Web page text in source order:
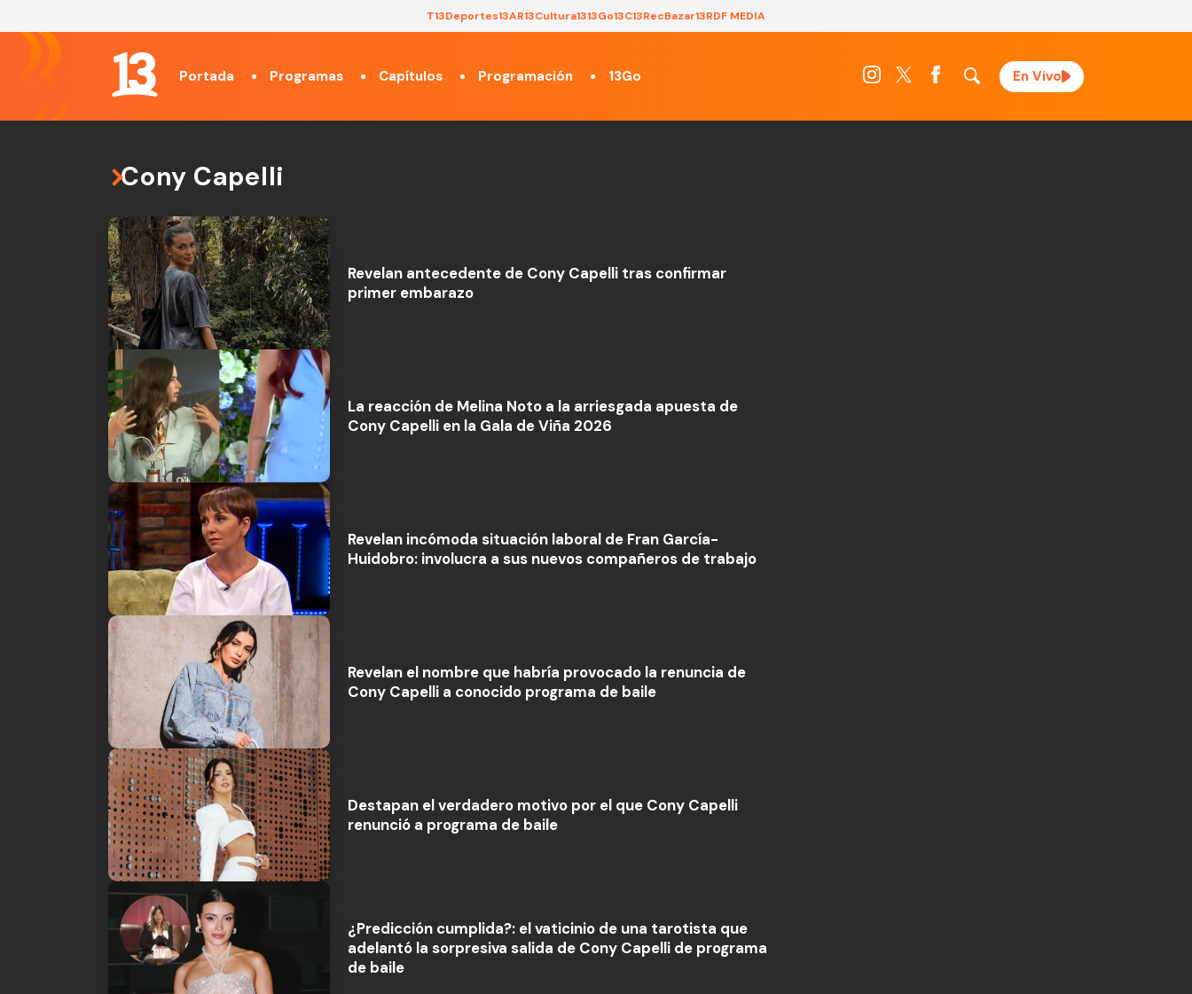
T13Deportes13AR13Cultura1313Go13C13RecBazar13RDF MEDIA
Portada Programas Capítulos Programación 13Go En Vivo
Cony Capelli
Revelan antecedente de Cony Capelli tras confirmar
primer embarazo
La reacción de Melina Noto a la arriesgada apuesta de
Cony Capelli en la Gala de Viña 2026
Revelan incómoda situación laboral de Fran García-
Huidobro: involucra a sus nuevos compañeros de trabajo
Revelan el nombre que habría provocado la renuncia de
Cony Capelli a conocido programa de baile
Destapan el verdadero motivo por el que Cony Capelli
renunció a programa de baile
¿Predicción cumplida?: el vaticinio de una tarotista que
adelantó la sorpresiva salida de Cony Capelli de programa
de baile